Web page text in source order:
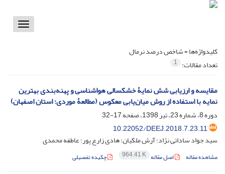
Toggle
کلیدواژه‌ها =شاخص درصد نرمال
تعداد مقالات: 1
مقایسه و ارزیابی شش نمایۀ خشکسالی هواشناسی و پهنه‌بندی بهترین
نمایه با استفاده از روش میان‌یابی معکوس (مطالعۀ موردی: استان اصفهان)
دوره 8، شماره 23، تیر 1398، صفحه
17-32
10.22052/DEEJ.2018.7.23.11
سید جواد ساداتی نژاد؛ آرش ملکیان؛ هادی زارع پور؛ عاطفه محمدی
مشاهده مقاله اصل مقاله 964.41 K چکیده تفصیلی